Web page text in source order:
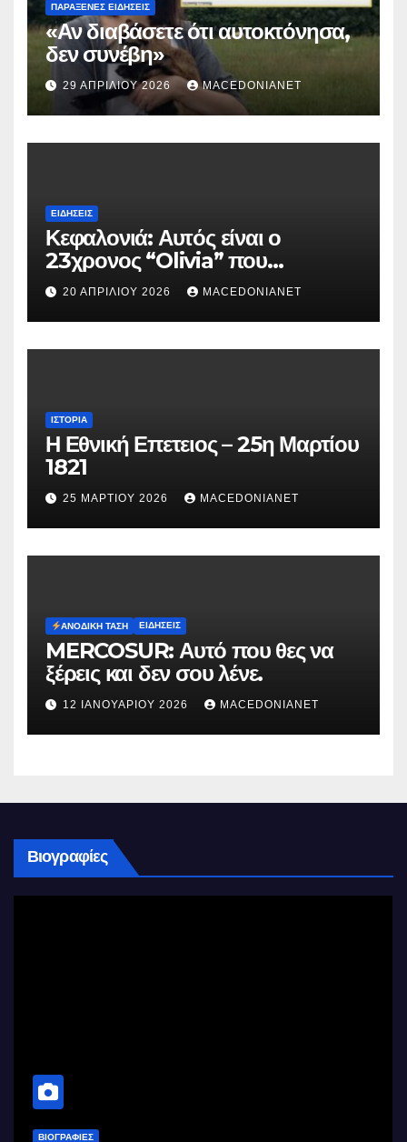
ΠΑΡΆΞΕΝΕΣ ΕΙΔΉΣΕΙΣ
«Αν διαβάσετε ότι αυτοκτόνησα,
δεν συνέβη»
29 ΑΠΡΙΛΊΟΥ 2026 MACEDONIANET
ΕΙΔΉΣΕΙΣ
Κεφαλονιά: Αυτός είναι ο
23χρονος “Olivia” που
κατηγορείται για τον θάνατο της
Μυρτούς
20 ΑΠΡΙΛΊΟΥ 2026 MACEDONIANET
ΙΣΤΟΡΊΑ
Η Εθνική Επετειος – 25η Μαρτίου
1821
25 ΜΑΡΤΊΟΥ 2026 MACEDONIANET
ΑΝΟΔΙΚΉ ΤΆΣΗ ΕΙΔΉΣΕΙΣ
MERCOSUR: Αυτό που θες να
ξέρεις και δεν σου λένε.
12 ΙΑΝΟΥΑΡΊΟΥ 2026 MACEDONIANET
Βιογραφίες
ΒΙΟΓΡΑΦΊΕΣ